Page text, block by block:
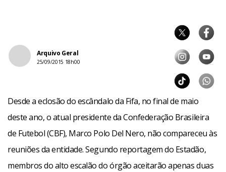
Arquivo Geral
25/09/2015 18h00
Desde a eclosão do escândalo da Fifa, no final de maio
deste ano, o atual presidente da Confederação Brasileira
de Futebol (CBF), Marco Polo Del Nero, não compareceu às
reuniões da entidade. Segundo reportagem do Estadão,
membros do alto escalão do órgão aceitarão apenas duas